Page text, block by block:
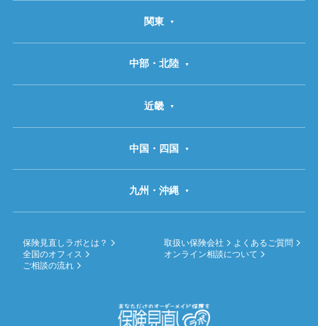
関東
中部・北陸
近畿
中国・四国
九州・沖縄
保険見直しラボとは？
全国のオフィス
ご相談の流れ
取扱い保険会社
よくあるご質問
オンライン相談について